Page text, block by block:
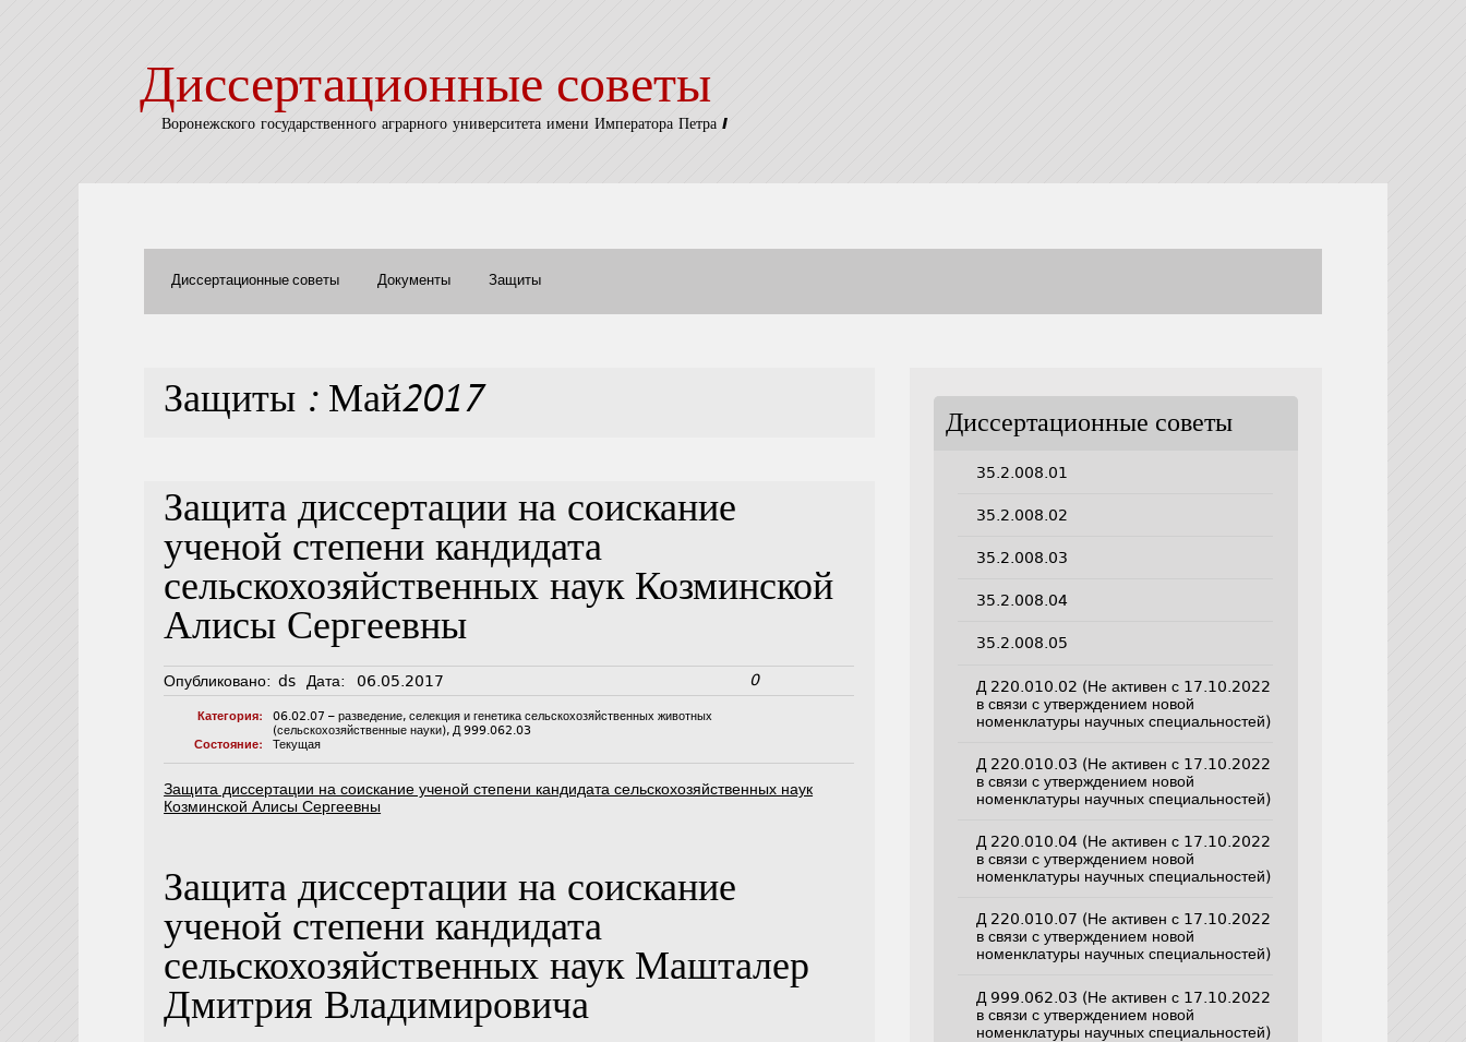
Диссертационные советы
Воронежского государственного аграрного университета имени Императора Петра I
Диссертационные советы Документы Защиты
Защиты : Май2017
Защита диссертации на соискание
ученой степени кандидата
сельскохозяйственных наук Козминской
Алисы Сергеевны
Опубликовано: ds Дата: 06.05.2017 0
Категория:
06.02.07 – разведение, селекция и генетика сельскохозяйственных животных
(сельскохозяйственные науки),Д 999.062.03
Состояние:
Текущая
Защита диссертации на соискание ученой степени кандидата сельскохозяйственных наук
Козминской Алисы Сергеевны
Защита диссертации на соискание
ученой степени кандидата
сельскохозяйственных наук Машталер
Дмитрия Владимировича
Диссертационные советы
35.2.008.01
35.2.008.02
35.2.008.03
35.2.008.04
35.2.008.05
Д 220.010.02 (Не активен с 17.10.2022
в связи с утверждением новой
номенклатуры научных специальностей)
Д 220.010.03 (Не активен с 17.10.2022
в связи с утверждением новой
номенклатуры научных специальностей)
Д 220.010.04 (Не активен с 17.10.2022
в связи с утверждением новой
номенклатуры научных специальностей)
Д 220.010.07 (Не активен с 17.10.2022
в связи с утверждением новой
номенклатуры научных специальностей)
Д 999.062.03 (Не активен с 17.10.2022
в связи с утверждением новой
номенклатуры научных специальностей)